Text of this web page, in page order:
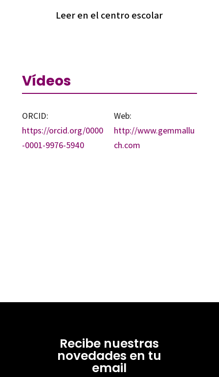
Leer en el centro escolar
Vídeos
ORCID:
https://orcid.org/0000
-0001-9976-5940
Web:
http://www.gemmallu
ch.com
Recibe nuestras
novedades en tu
email